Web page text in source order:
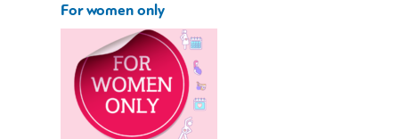
For women only